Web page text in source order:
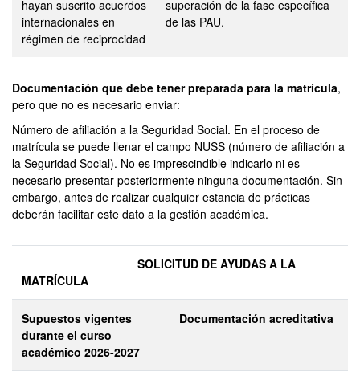
hayan suscrito acuerdos
internacionales en
régimen de reciprocidad
superación de la fase específica
de las PAU.
Documentación que debe tener preparada para la matrícula,
pero que no es necesario enviar:
Número de afiliación a la Seguridad Social. En el proceso de
matrícula se puede llenar el campo NUSS (número de afiliación a
la Seguridad Social). No es imprescindible indicarlo ni es
necesario presentar posteriormente ninguna documentación. Sin
embargo, antes de realizar cualquier estancia de prácticas
deberán facilitar este dato a la gestión académica.
SOLICITUD DE AYUDAS A LA
MATRÍCULA
Supuestos vigentes
durante el curso
académico 2026-2027
Documentación acreditativa